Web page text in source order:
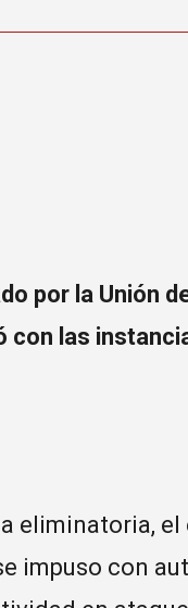
por la Unión
con las
eliminatoria,
impuso con